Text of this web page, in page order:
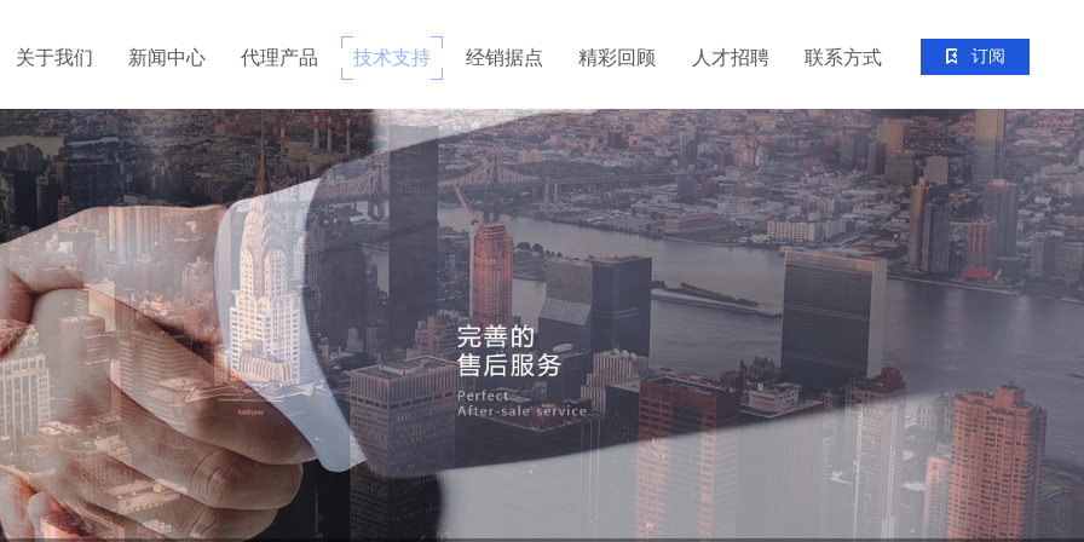
关于我们 新闻中心 代理产品 技术支持 经销据点 精彩回顾 人才招聘 联系方式 订阅